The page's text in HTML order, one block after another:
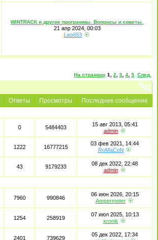
WINTRACK и другие программы. Вопросы и советы.
21 апр 2024, 00:03
Leo653
На страницу 1 2 3 4 5 След.
Ответы Просмотры Последнее сообщение
0 5484403
15 авг 2013, 05:41
admin
1222 16777215
03 фев 2021, 14:44
RoMaCoN
43 9179233
08 дек 2022, 22:48
admin
7960 990846
06 июн 2026, 20:15
Ampermeter
1254 258919
07 июл 2025, 10:13
xronik
2401 739629
05 дек 2022, 17:34